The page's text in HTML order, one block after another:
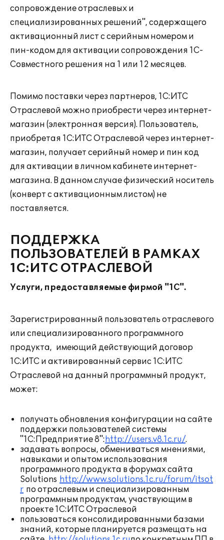
сопровождение отраслевых и
специализированных решений", содержащего
активационный лист с серийным номером и
пин-кодом для активации сопровождения 1С-
Совместного решения на 1 или 12 месяцев.
Помимо поставки через партнеров, 1С:ИТС
Отраслевой можно приобрести через интернет-
магазин (электронная версия). Пользователь,
приобретая 1С:ИТС Отраслевой через интернет-
магазин, получает серийный номер и пин код
для активации в личном кабинете интернет-
магазина. В данном случае физический носитель
(конверт с активационным листом) не
поставляется.
ПОДДЕРЖКА
ПОЛЬЗОВАТЕЛЕЙ В РАМКАХ
1С:ИТС ОТРАСЛЕВОЙ
Услуги, предоставляемые фирмой "1С".
Зарегистрированный пользователь отраслевого
или специализированного программного
продукта, имеющий действующий договор
1С:ИТС и активированный сервис 1С:ИТС
Отраслевой на данный программный продукт,
может:
получать обновления конфигурации на сайте
поддержки пользователей системы
"1С:Предприятие 8":http://users.v8.1c.ru/.
задавать вопросы, обмениваться мнениями,
навыками и опытом использования
программного продукта в форумах сайта
Solutions http://www.solutions.1c.ru/forum/itsot
r по отраслевым и специализированным
программным продуктам, участвующим в
проекте 1С:ИТС Отраслевой
пользоваться консолидированными базами
знаний, которые планируется размещать на